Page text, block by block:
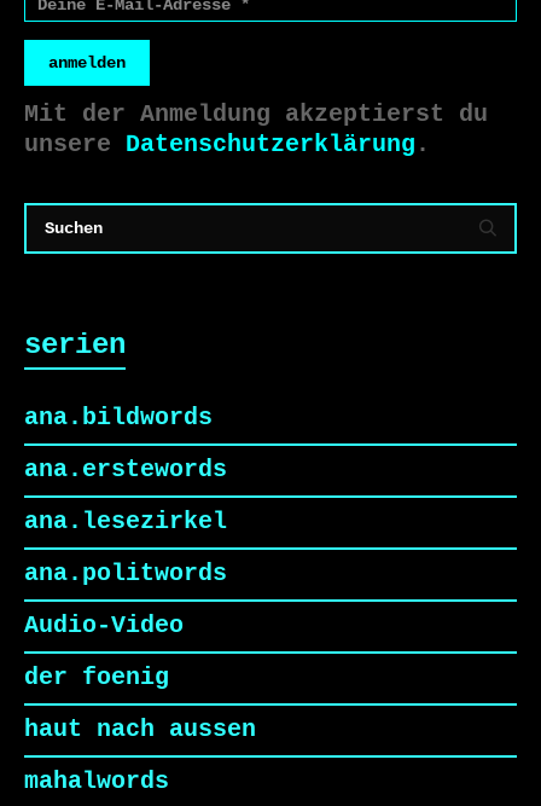
anmelden
Mit der Anmeldung akzeptierst du
unsere Datenschutzerklärung .
serien
ana.bildwords
ana.erstewords
ana.lesezirkel
ana.politwords
Audio-Video
der foenig
haut nach aussen
mahalwords